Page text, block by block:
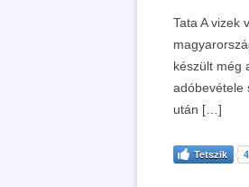
Tata A vizek
készült még
adóbevétele
után […]
Tetszik 4